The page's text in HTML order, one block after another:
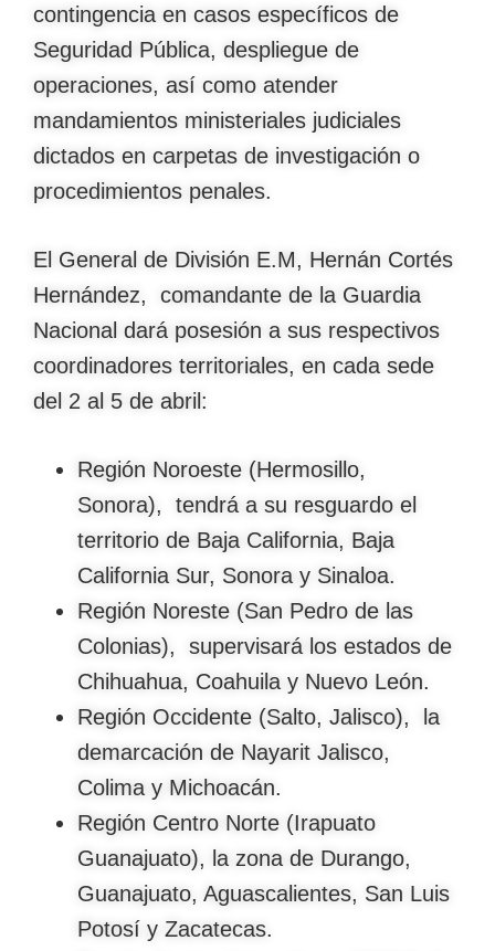
contingencia en casos específicos de
Seguridad Pública, despliegue de
operaciones, así como atender
mandamientos ministeriales judiciales
dictados en carpetas de investigación o
procedimientos penales.
El General de División E.M, Hernán Cortés
Hernández, comandante de la Guardia
Nacional dará posesión a sus respectivos
coordinadores territoriales, en cada sede
del 2 al 5 de abril:
Región Noroeste (Hermosillo,
Sonora), tendrá a su resguardo el
territorio de Baja California, Baja
California Sur, Sonora y Sinaloa.
Región Noreste (San Pedro de las
Colonias), supervisará los estados de
Chihuahua, Coahuila y Nuevo León.
Región Occidente (Salto, Jalisco), la
demarcación de Nayarit Jalisco,
Colima y Michoacán.
Región Centro Norte (Irapuato
Guanajuato), la zona de Durango,
Guanajuato, Aguascalientes, San Luis
Potosí y Zacatecas.